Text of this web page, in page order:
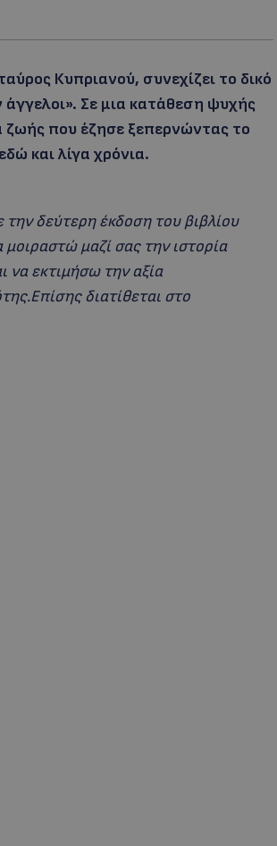
Κυπριανού, συνεχίζει το δικό
Σε μια κατάθεση ψυχής
ζωής που έζησε ξεπερνώντας το
και λίγα χρόνια.
την δεύτερη έκδοση του βιβλίου
μαζί σας την ιστορία
να εκτιμήσω την αξία
διατίθεται στο